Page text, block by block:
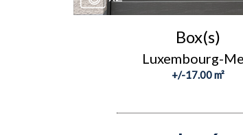
Box(s)
Luxembourg-
+/-17.00 m²